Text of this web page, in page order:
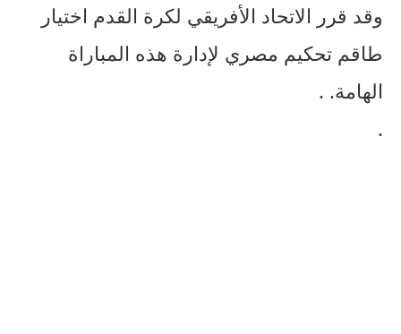
‏‎وقد قرر الاتحاد الأفريقي لكرة القدم اختيار
طاقم تحكيم مصري لإدارة هذه المباراة
الهامة. .
.